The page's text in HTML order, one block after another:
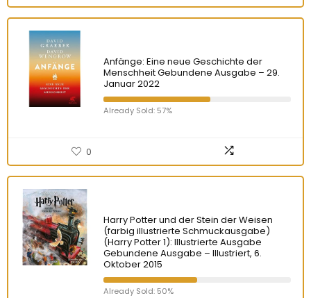
Anfänge: Eine neue Geschichte der
Menschheit Gebundene Ausgabe – 29.
Januar 2022
Already Sold: 57%
0
Harry Potter und der Stein der Weisen
(farbig illustrierte Schmuckausgabe)
(Harry Potter 1): Illustrierte Ausgabe
Gebundene Ausgabe – Illustriert, 6.
Oktober 2015
Already Sold: 50%